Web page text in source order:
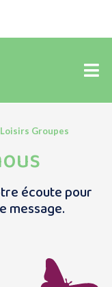
Groupes
écoute pour
message.